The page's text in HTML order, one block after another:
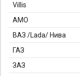
Villis
АМО
ВАЗ /Lada/ Нива
ГАЗ
ЗАЗ